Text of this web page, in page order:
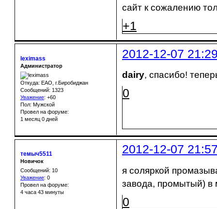
сайт к сожалению
+1
2012-12-07
leximass
Администратор
Откуда: ЕАО, г.Биробиджан
Сообщений: 1323
Уважение: +60
Пол: Мужской
Провел на форуме:
1 месяц 0 дней
dairy, спасибо!
0
2012-12-07
темыч5511
Новичок
Сообщений: 10
Уважение: 0
Провел на форуме:
4 часа 43 минуты
я соляркой
завода, промытый) в
0